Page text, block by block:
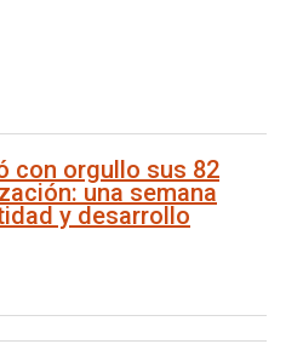
con orgullo sus 82
una semana
y desarrollo